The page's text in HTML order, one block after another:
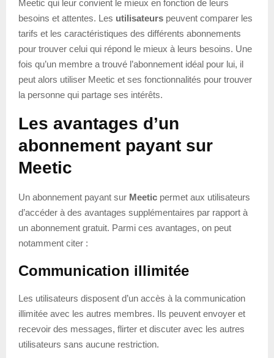
Meetic qui leur convient le mieux en fonction de leurs
besoins et attentes. Les utilisateurs peuvent comparer les
tarifs et les caractéristiques des différents abonnements
pour trouver celui qui répond le mieux à leurs besoins. Une
fois qu’un membre a trouvé l’abonnement idéal pour lui, il
peut alors utiliser Meetic et ses fonctionnalités pour trouver
la personne qui partage ses intérêts.
Les avantages d’un
abonnement payant sur
Meetic
Un abonnement payant sur Meetic permet aux utilisateurs
d’accéder à des avantages supplémentaires par rapport à
un abonnement gratuit. Parmi ces avantages, on peut
notamment citer :
Communication illimitée
Les utilisateurs disposent d’un accès à la communication
illimitée avec les autres membres. Ils peuvent envoyer et
recevoir des messages, flirter et discuter avec les autres
utilisateurs sans aucune restriction.